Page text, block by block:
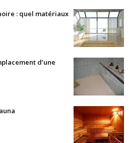
: quel matériaux
d’une